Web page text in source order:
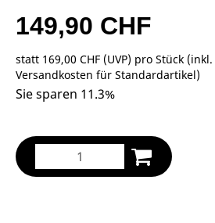
149,90 CHF
statt 169,00 CHF (UVP) pro Stück
Versandkosten für Standardartikel)
Sie sparen 11.3%